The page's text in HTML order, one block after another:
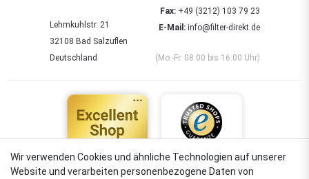
Lehmkuhlstr. 21
32108 Bad Salzuflen
Deutschland
Fax:+49 (3212) 103 79 23
E-Mail:info@filter-direkt.de
(Mo.-Fr. 08.00 bis 16.00 Uhr)
Wir verwenden Cookies und ähnliche Technologien auf unserer
Website und verarbeiten personenbezogene Daten von